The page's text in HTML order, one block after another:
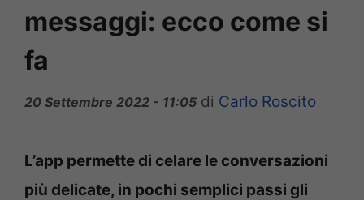
messaggi: ecco come si
fa
20 Settembre 2022 - 11:05 di Carlo Roscito
L’app permette di celare le conversazioni
più delicate, in pochi semplici passi gli